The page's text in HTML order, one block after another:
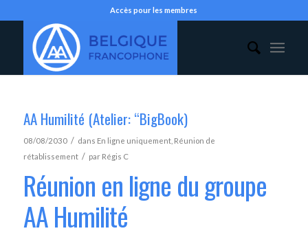
Accès pour les membres
AA Humilité (Atelier: “BigBook)
08/08/2030 / dans En ligne uniquement, Réunion de
rétablissement / par Régis C
Réunion en ligne du groupe
AA Humilité